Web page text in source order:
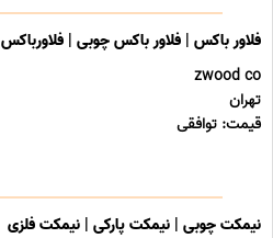
فلاور باکس | فلاور باکس چوبی | فلاورباکس
zwood co
تهران
قیمت: توافقی
نیمکت چوبی | نیمکت پارکی | نیمکت فلزی